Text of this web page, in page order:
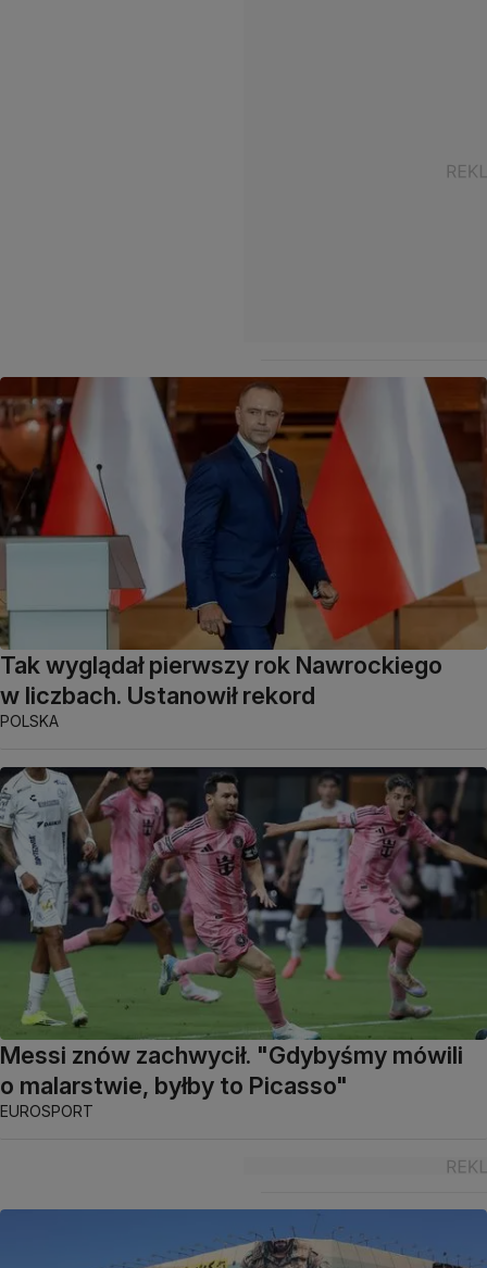
Tak wyglądał pierwszy rok Nawrockiego
w liczbach. Ustanowił rekord
POLSKA
Messi znów zachwycił. "Gdybyśmy mówili
o malarstwie, byłby to Picasso"
EUROSPORT